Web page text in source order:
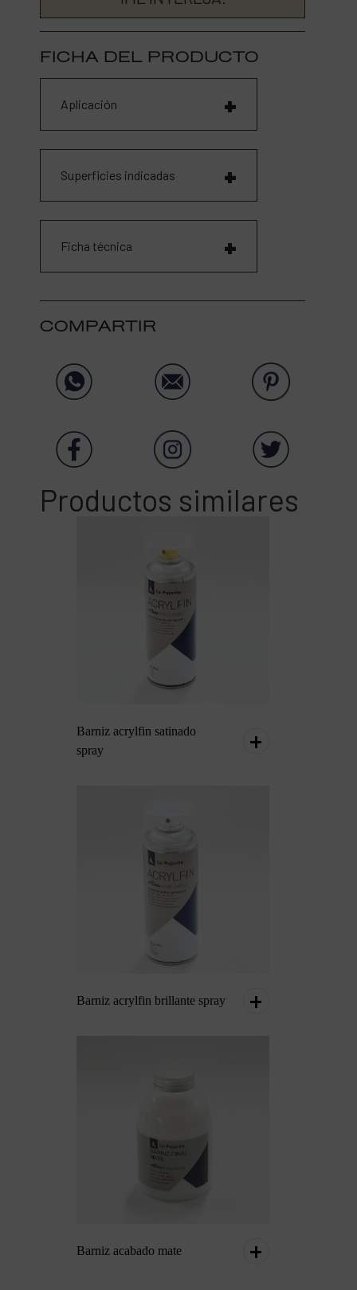
FICHA DEL PRODUCTO
Aplicación
Superficies indicadas
Ficha técnica
COMPARTIR
Productos similares
Barniz acrylfin satinado
spray
Barniz acrylfin brillante spray
Barniz acabado mate